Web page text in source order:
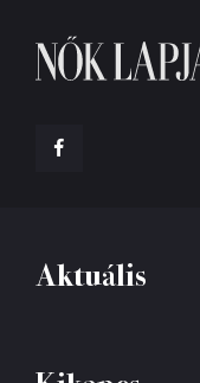
Aktuális